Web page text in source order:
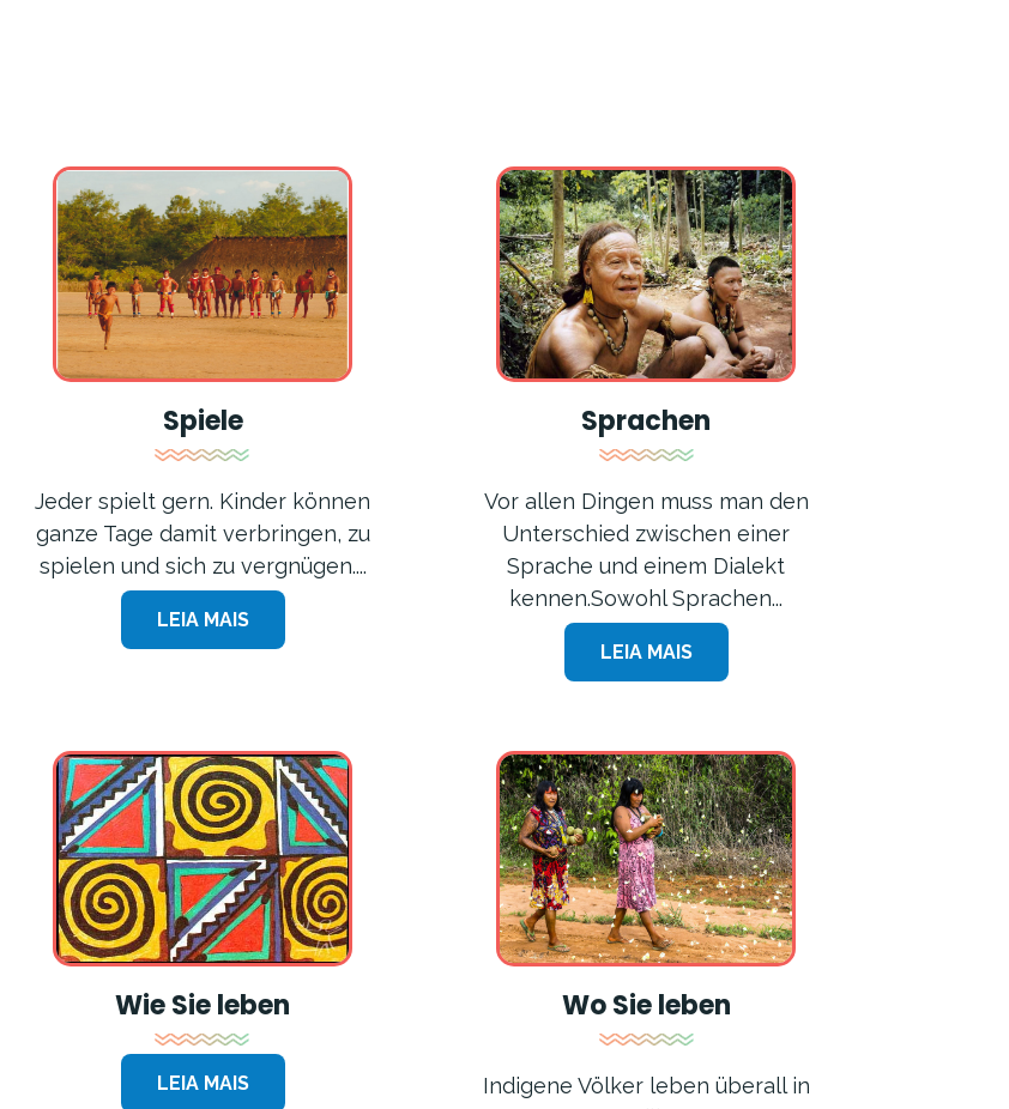
Spiele
Jeder spielt gern. Kinder können
ganze Tage damit verbringen, zu
spielen und sich zu vergnügen....
LEIA MAIS
Sprachen
Vor allen Dingen muss man den
Unterschied zwischen einer
Sprache und einem Dialekt
kennen.Sowohl Sprachen...
LEIA MAIS
Wie Sie leben
LEIA MAIS
Wo Sie leben
Indigene Völker leben überall in